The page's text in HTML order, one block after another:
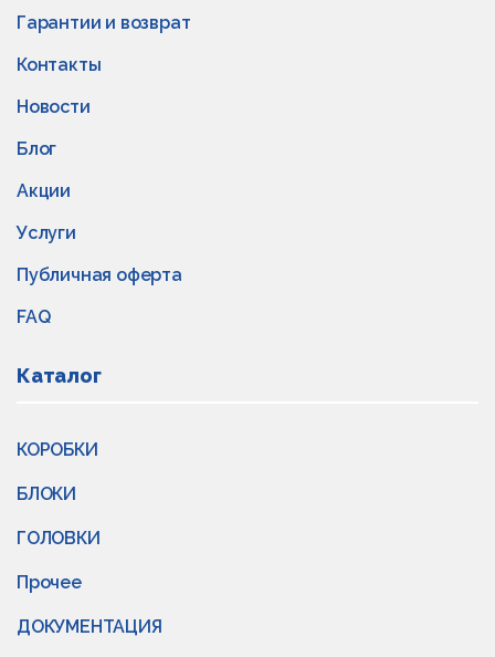
Гарантии и возврат
Контакты
Новости
Блог
Акции
Услуги
Публичная оферта
FAQ
Каталог
КОРОБКИ
БЛОКИ
ГОЛОВКИ
Прочее
ДОКУМЕНТАЦИЯ